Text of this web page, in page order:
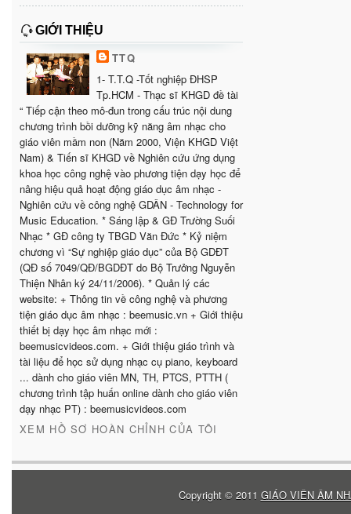
GIỚI THIỆU
TTQ
1- T.T.Q -Tốt nghiệp ĐHSP
Tp.HCM - Thạc sĩ KHGD đề tài
“ Tiếp cận theo mô-đun trong cấu trúc nội dung
chương trình bồi dưỡng kỹ năng âm nhạc cho
giáo viên mầm non (Năm 2000, Viện KHGD Việt
Nam) & Tiến sĩ KHGD về Nghiên cứu ứng dụng
khoa học công nghệ vào phương tiện dạy học để
nâng hiệu quả hoạt động giáo dục âm nhạc -
Nghiên cứu về công nghệ GDÂN - Technology for
Music Education. * Sáng lập & GĐ Trường Suối
Nhạc * GĐ công ty TBGD Văn Đức * Kỷ niệm
chương vì “Sự nghiệp giáo dục” của Bộ GDĐT
(QĐ số 7049/QĐ/BGDĐT do Bộ Trưởng Nguyễn
Thiện Nhân ký 24/11/2006). * Quản lý các
website: + Thông tin về công nghệ và phương
tiện giáo dục âm nhạc : beemusic.vn + Giới thiệu
thiết bị dạy học âm nhạc mới :
beemusicvideos.com. + Giới thiệu giáo trình và
tài liệu để học sử dụng nhạc cụ piano, keyboard
... dành cho giáo viên MN, TH, PTCS, PTTH (
chương trình tập huấn online dành cho giáo viên
dạy nhạc PT) : beemusicvideos.com
XEM HỒ SƠ HOÀN CHỈNH CỦA TÔI
Copyright © 2011 GIÁO VIÊN ÂM